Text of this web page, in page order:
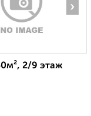
›
2/9 этаж